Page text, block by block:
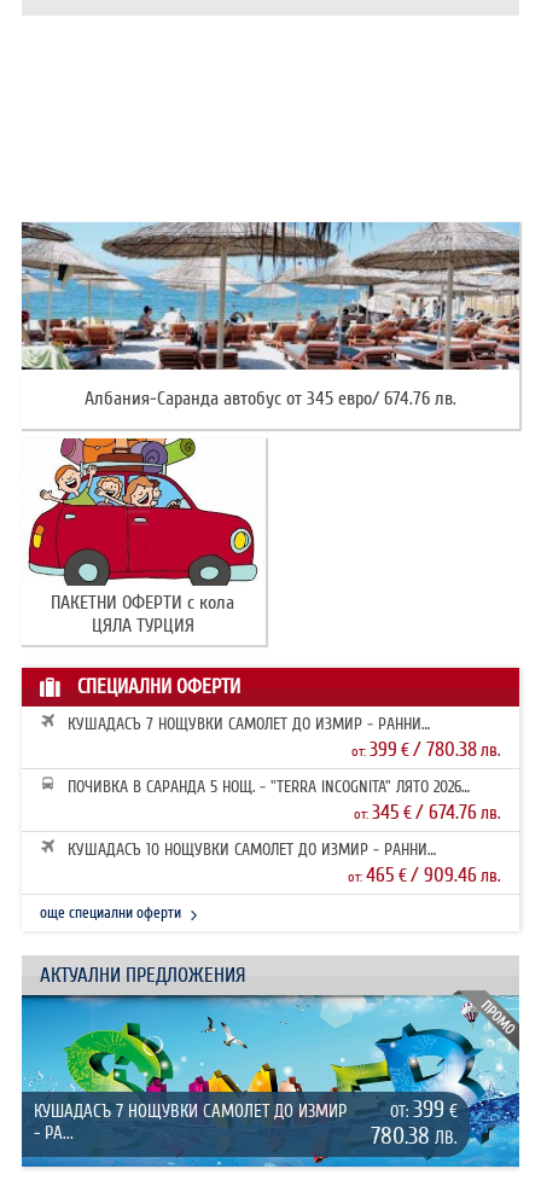
ЗА НАС
КОНТАКТИ
ОБЩИ УСЛОВИЯ ПАКЕТНИ
ПЪТУВАНИЯ
ПОЛИТИКА ЗА ПОВЕРИТЕЛНОСТ
Албания-Саранда автобус от 345 евро/ 674.76 лв.
ПАКЕТНИ ОФЕРТИ с кола
ЦЯЛА ТУРЦИЯ
СПЕЦИАЛНИ ОФЕРТИ
КУШАДАСЪ 7 НОЩУВКИ САМОЛЕТ ДО ИЗМИР - РАННИ
от:399 €/ 780.38лв.
ПОЧИВКА В САРАНДА 5 НОЩ. - "TERRA INCOGNITA" ЛЯТО 2026
от:345 €/ 674.76лв.
КУШАДАСЪ 10 НОЩУВКИ САМОЛЕТ ДО ИЗМИР - РАННИ
от:465 €/ 909.46лв.
още специални оферти
АКТУАЛНИ ПРЕДЛОЖЕНИЯ
КУШАДАСЪ 7 НОЩУВКИ САМОЛЕТ ДО ИЗМИР
- РА...
ОТ: 399 €
780.38 ЛВ.